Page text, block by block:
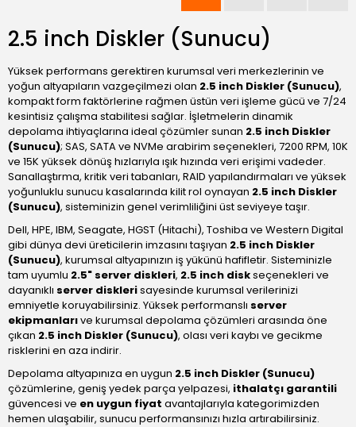
2.5 inch Diskler (Sunucu)
Yüksek performans gerektiren kurumsal veri merkezlerinin ve
yoğun altyapıların vazgeçilmezi olan 2.5 inch Diskler (Sunucu),
kompakt form faktörlerine rağmen üstün veri işleme gücü ve 7/24
kesintisiz çalışma stabilitesi sağlar. İşletmelerin dinamik
depolama ihtiyaçlarına ideal çözümler sunan 2.5 inch Diskler
(Sunucu); SAS, SATA ve NVMe arabirim seçenekleri, 7200 RPM, 10K
ve 15K yüksek dönüş hızlarıyla ışık hızında veri erişimi vadeder.
Sanallaştırma, kritik veri tabanları, RAID yapılandırmaları ve yüksek
yoğunluklu sunucu kasalarında kilit rol oynayan 2.5 inch Diskler
(Sunucu), sisteminizin genel verimliliğini üst seviyeye taşır.
Dell, HPE, IBM, Seagate, HGST (Hitachi), Toshiba ve Western Digital
gibi dünya devi üreticilerin imzasını taşıyan 2.5 inch Diskler
(Sunucu), kurumsal altyapınızın iş yükünü hafifletir. Sisteminizle
tam uyumlu 2.5" server diskleri, 2.5 inch diskseçenekleri ve
dayanıklı server disklerisayesinde kurumsal verilerinizi
emniyetle koruyabilirsiniz. Yüksek performanslı server
ekipmanlarıve kurumsal depolama çözümleri arasında öne
çıkan 2.5 inch Diskler (Sunucu), olası veri kaybı ve gecikme
risklerini en aza indirir.
Depolama altyapınıza en uygun 2.5 inch Diskler (Sunucu)
çözümlerine, geniş yedek parça yelpazesi, ithalatçı garantili
güvencesi ve en uygun fiyat avantajlarıyla kategorimizden
hemen ulaşabilir, sunucu performansınızı hızla artırabilirsiniz.